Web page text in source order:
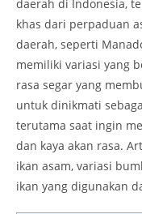
daerah di Indonesia,
khas dari perpaduan
daerah, seperti
memiliki variasi yang
rasa segar yang
untuk dinikmati
terutama saat ingin
dan kaya akan rasa.
ikan asam, variasi
ikan yang digunakan